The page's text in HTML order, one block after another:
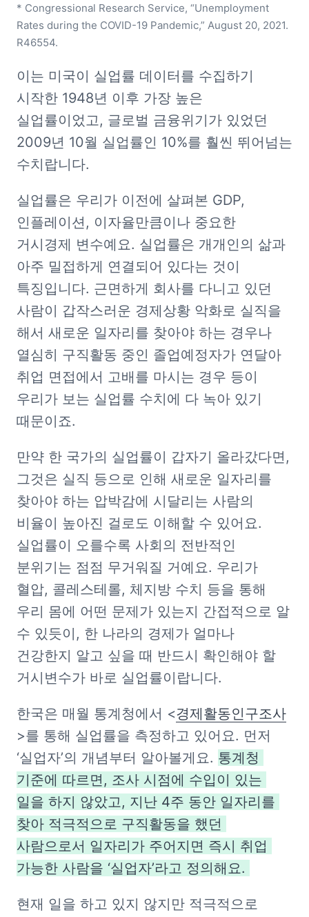
* Congressional Research Service, “Unemployment
Rates during the COVID-19 Pandemic,” August 20, 2021.
R46554.
이는 미국이 실업률 데이터를 수집하기
시작한 1948년 이후 가장 높은
실업률이었고, 글로벌 금융위기가 있었던
2009년 10월 실업률인 10%를 훨씬 뛰어넘는
수치랍니다.
실업률은 우리가 이전에 살펴본 GDP,
인플레이션, 이자율만큼이나 중요한
거시경제 변수예요. 실업률은 개개인의 삶과
아주 밀접하게 연결되어 있다는 것이
특징입니다. 근면하게 회사를 다니고 있던
사람이 갑작스러운 경제상황 악화로 실직을
해서 새로운 일자리를 찾아야 하는 경우나
열심히 구직활동 중인 졸업예정자가 연달아
취업 면접에서 고배를 마시는 경우 등이
우리가 보는 실업률 수치에 다 녹아 있기
때문이죠.
만약 한 국가의 실업률이 갑자기 올라갔다면,
그것은 실직 등으로 인해 새로운 일자리를
찾아야 하는 압박감에 시달리는 사람의
비율이 높아진 걸로도 이해할 수 있어요.
실업률이 오를수록 사회의 전반적인
분위기는 점점 무거워질 거예요. 우리가
혈압, 콜레스테롤, 체지방 수치 등을 통해
우리 몸에 어떤 문제가 있는지 간접적으로 알
수 있듯이, 한 나라의 경제가 얼마나
건강한지 알고 싶을 때 반드시 확인해야 할
거시변수가 바로 실업률이랍니다.
한국은 매월 통계청에서 <경제활동인구조사
>를 통해 실업률을 측정하고 있어요. 먼저
‘실업자’의 개념부터 알아볼게요. 통계청
기준에 따르면, 조사 시점에 수입이 있는
일을 하지 않았고, 지난 4주 동안 일자리를
찾아 적극적으로 구직활동을 했던
사람으로서 일자리가 주어지면 즉시 취업
가능한 사람을 ‘실업자’라고 정의해요.
현재 일을 하고 있지 않지만 적극적으로